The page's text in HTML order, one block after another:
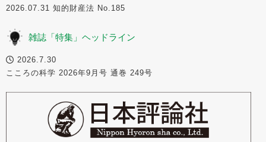
2026.07.31 知的財産法 No.185
雑誌「特集」ヘッドライン
2026.7.30
こころの科学 2026年9月号 通巻 249号